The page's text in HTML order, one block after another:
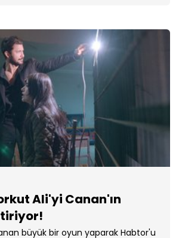
Ali'yi Canan'ın
büyük bir oyun yaparak Habtor'u